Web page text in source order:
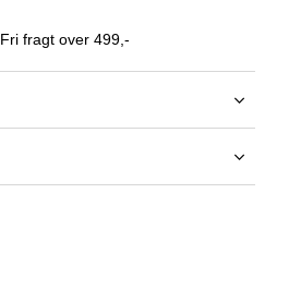
Fri fragt over 499,-